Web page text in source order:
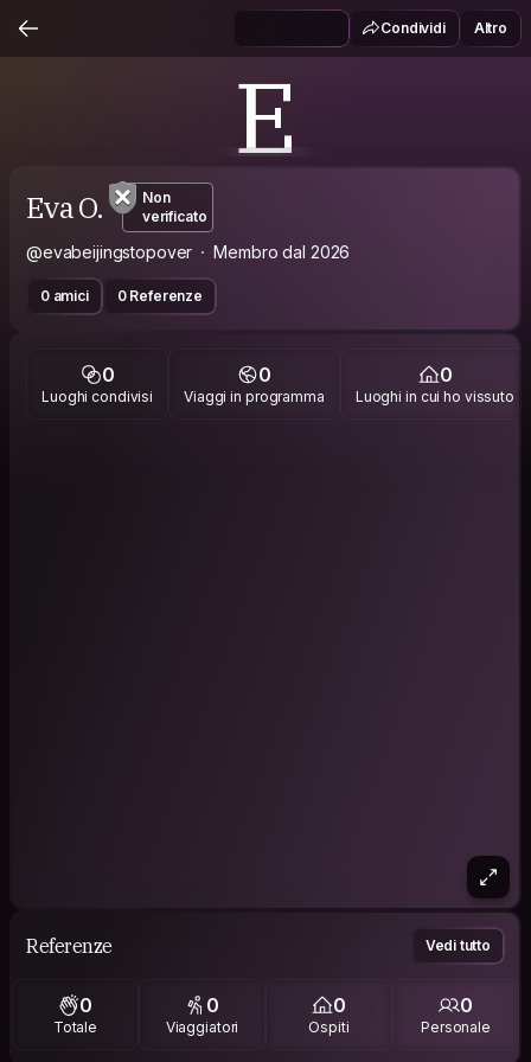
Condividi Altro
E
Eva O.
Non
verificato
@evabeijingstopover Membro dal 2026
0 amici 0 Referenze
0
Luoghi condivisi
0
Viaggi in programma
0
Luoghi in cui ho vissuto
Referenze Vedi tutto
0
Totale
0
Viaggiatori
0
Ospiti
0
Personale